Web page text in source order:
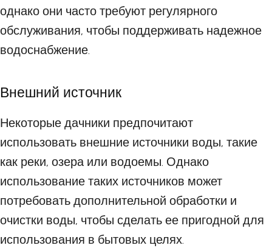
однако они часто требуют регулярного
обслуживания, чтобы поддерживать надежное
водоснабжение.
Внешний источник
Некоторые дачники предпочитают
использовать внешние источники воды, такие
как реки, озера или водоемы. Однако
использование таких источников может
потребовать дополнительной обработки и
очистки воды, чтобы сделать ее пригодной для
использования в бытовых целях.